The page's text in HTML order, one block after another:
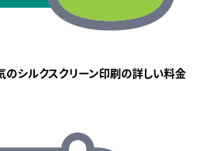
のシルクスクリーン印刷の詳しい料金